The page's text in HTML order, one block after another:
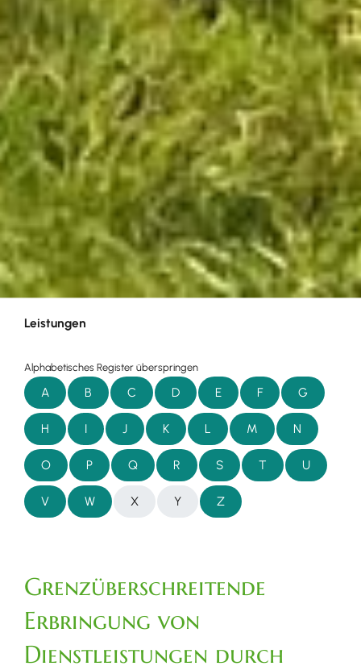
Leistungen
Alphabetisches Register überspringen
A B C D E F G
H I J K L M N
O P Q R S T U
V W X Y Z
Grenzüberschreitende
Erbringung von
Dienstleistungen durch